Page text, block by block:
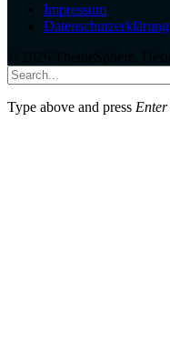
Impressum
Datenschutzerklärung
Type above and press Enter